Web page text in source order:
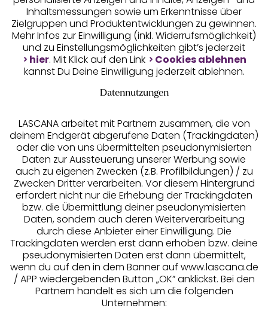
Kostenlose Retoure
°Punkte sammeln
Ratenkauf **
Services
Beratung
Inhaltsmessungen sowie um Erkenntnisse über
Zielgruppen und Produktentwicklungen zu gewinnen.
Mehr Infos zur Einwilligung (inkl. Widerrufsmöglichkeit)
und zu Einstellungsmöglichkeiten gibt’s jederzeit
hier. Mit Klick auf den Link
Cookies ablehnen
kannst Du Deine Einwilligung jederzeit ablehnen.
Datennutzungen
LASCANA arbeitet mit Partnern zusammen, die von
deinem Endgerät abgerufene Daten (Trackingdaten)
oder die von uns übermittelten pseudonymisierten
Daten zur Aussteuerung unserer Werbung sowie
auch zu eigenen Zwecken (z.B. Profilbildungen) / zu
Zwecken Dritter verarbeiten. Vor diesem Hintergrund
erfordert nicht nur die Erhebung der Trackingdaten
bzw. die Übermittlung deiner pseudonymisierten
Daten, sondern auch deren Weiterverarbeitung
durch diese Anbieter einer Einwilligung. Die
Trackingdaten werden erst dann erhoben bzw. deine
pseudonymisierten Daten erst dann übermittelt,
wenn du auf den in dem Banner auf www.lascana.de
/ APP wiedergebenden Button „OK” anklickst. Bei den
Partnern handelt es sich um die folgenden
Unternehmen: